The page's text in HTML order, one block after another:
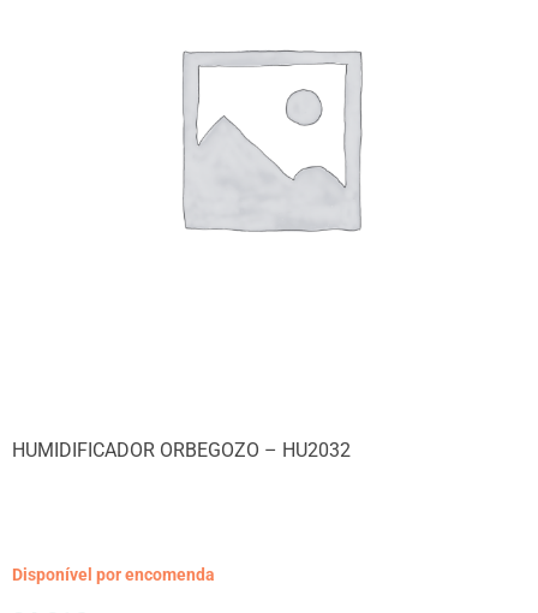
HUMIDIFICADOR ORBEGOZO – HU2032
Disponível por encomenda